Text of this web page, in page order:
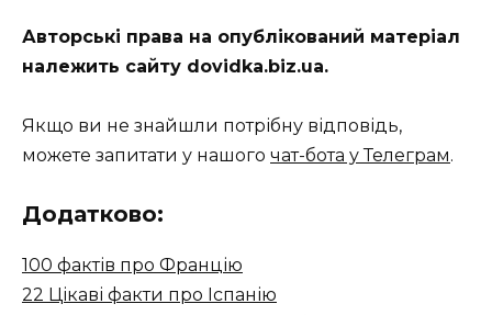
Авторські права на опублікований матеріал
належить сайту dovidka.biz.ua.
Якщо ви не знайшли потрібну відповідь,
можете запитати у нашого чат-бота у Телеграм.
Додатково:
100 фактів про Францію
22 Цікаві факти про Іспанію